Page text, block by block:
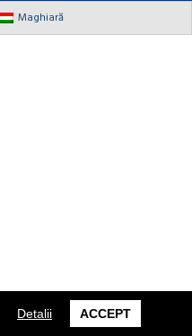
Detalii ACCEPT
Maghiară